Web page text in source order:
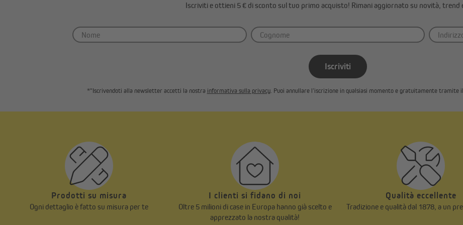
Iscriviti e ottieni 5 € di sconto sul tuo primo acquisto! Rimani aggiornato su novità, trend
Iscriviti
*"Iscrivendoti alla newsletter accetti la nostra informativa sulla privacy. Puoi annullare l’iscrizione in qualsiasi momento e gratuitamente tramite
Prodotti su misura
Ogni dettaglio è fatto su misura per te
I clienti si fidano di noi
Oltre 5 milioni di case in Europa hanno già scelto e
apprezzato la nostra qualità!
Qualità eccellente
Tradizione e qualità dal 1878, a un